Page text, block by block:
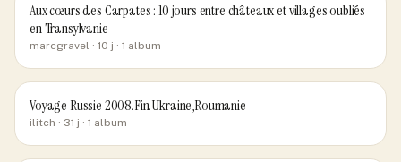
Aux cœurs des Carpates : 10 jours entre châteaux et villages oubliés
en Transylvanie
marcgravel · 10 j · 1 album
Voyage Russie 2008.Fin.Ukraine,Roumanie
ilitch · 31 j · 1 album